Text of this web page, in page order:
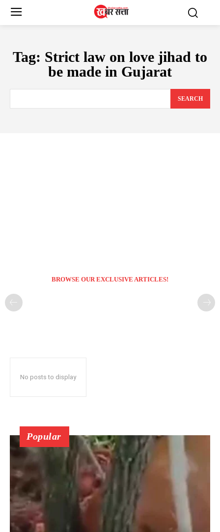
Tag: Strict law on love jihad to
be made in Gujarat
SEARCH
BROWSE OUR EXCLUSIVE ARTICLES!
No posts to display
Popular